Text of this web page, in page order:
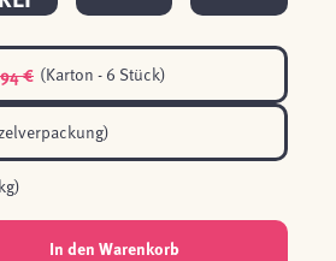
€ (Karton - 6 Stück)
In den Warenkorb